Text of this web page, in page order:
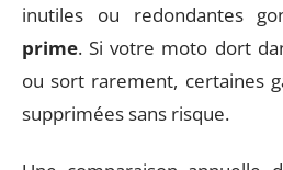
inutiles ou redondantes
prime. Si votre moto dort
ou sort rarement, certaines
supprimées sans risque.